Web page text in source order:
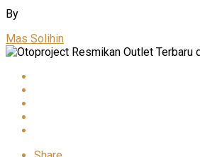
By
Mas Solihin